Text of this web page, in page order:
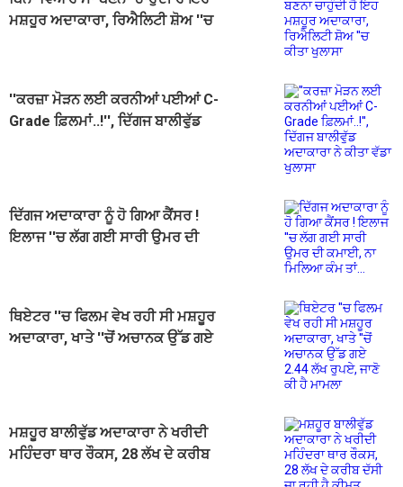
ਮਸ਼ਹੂਰ ਅਦਾਕਾਰਾ, ਰਿਐਲਿਟੀ ਸ਼ੋਅ ''ਚ
''ਕਰਜ਼ਾ ਮੋੜਨ ਲਈ ਕਰਨੀਆਂ ਪਈਆਂ C-
Grade ਫ਼ਿਲਮਾਂ..!'', ਦਿੱਗਜ ਬਾਲੀਵੁੱਡ
ਦਿੱਗਜ ਅਦਾਕਾਰਾ ਨੂੰ ਹੋ ਗਿਆ ਕੈਂਸਰ !
ਇਲਾਜ ''ਚ ਲੱਗ ਗਈ ਸਾਰੀ ਉਮਰ ਦੀ
ਥਿਏਟਰ ''ਚ ਫਿਲਮ ਵੇਖ ਰਹੀ ਸੀ ਮਸ਼ਹੂਰ
ਅਦਾਕਾਰਾ, ਖਾਤੇ ''ਚੋਂ ਅਚਾਨਕ ਉੱਡ ਗਏ
ਮਸ਼ਹੂਰ ਬਾਲੀਵੁੱਡ ਅਦਾਕਾਰਾ ਨੇ ਖਰੀਦੀ
ਮਹਿੰਦਰਾ ਥਾਰ ਰੌਕਸ, 28 ਲੱਖ ਦੇ ਕਰੀਬ